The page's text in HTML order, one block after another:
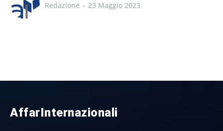
Redazione - 23 Maggio 2023
AffarInternazionali